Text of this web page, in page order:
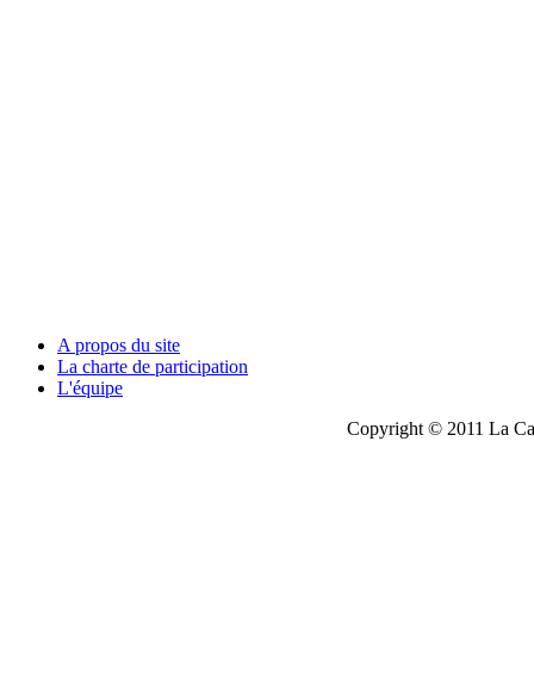
A propos du site
La charte de participation
L'équipe
Copyright © 2011 La